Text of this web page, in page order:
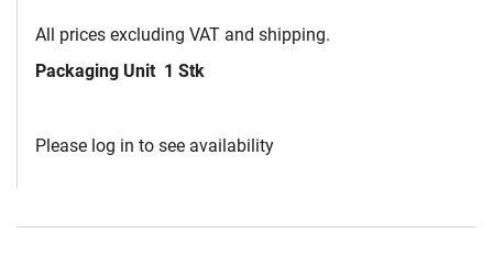
All prices excluding VAT and shipping.
Packaging Unit 1 Stk
Please log in to see availability